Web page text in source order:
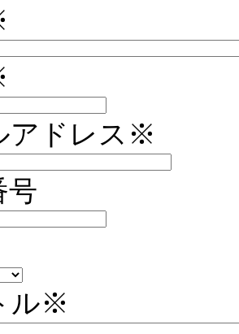
アドレス※
号
ル※